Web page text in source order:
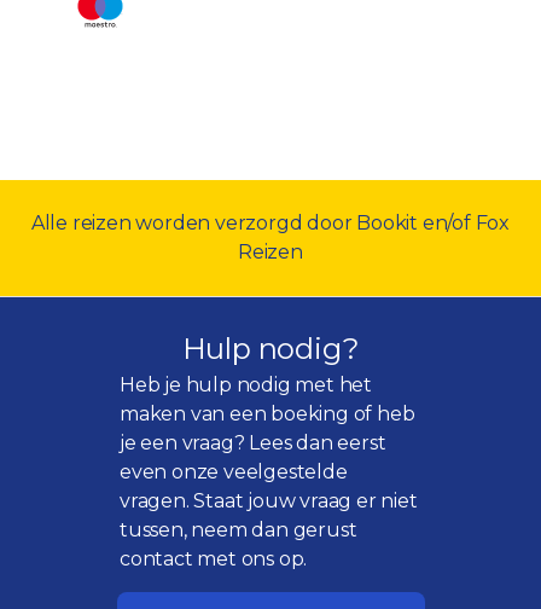
Alle reizen worden verzorgd door Bookit en/of Fox
Reizen
Hulp nodig?
Heb je hulp nodig met het
maken van een boeking of heb
je een vraag? Lees dan eerst
even onzeveelgestelde
vragen. Staat jouw vraag er niet
tussen, neem dan gerust
contact met ons op.